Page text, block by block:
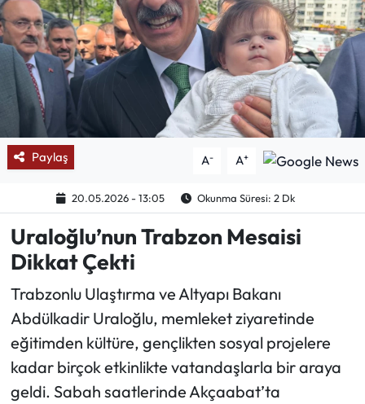
Paylaş A- A+
20.05.2026 - 13:05 Okunma Süresi: 2 Dk
Uraloğlu’nun Trabzon Mesaisi
Dikkat Çekti
Trabzonlu Ulaştırma ve Altyapı Bakanı
Abdülkadir Uraloğlu, memleket ziyaretinde
eğitimden kültüre, gençlikten sosyal projelere
kadar birçok etkinlikte vatandaşlarla bir araya
geldi. Sabah saatlerinde Akçaabat’ta
Köşe Yazıları
Karikatür Galeri
BIK
ASTROLOJİ
Mektup Galeri
Ekonomi
Sağlık
Turizm
Teknoloji